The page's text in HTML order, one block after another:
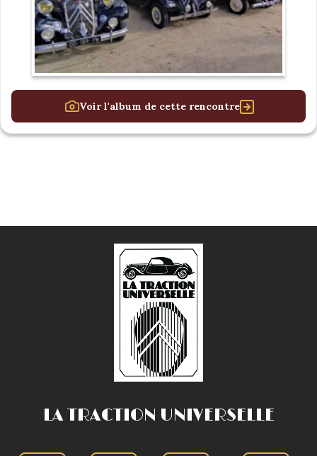
Voir l'album de cette rencontre
LA TRACTION UNIVERSELLE